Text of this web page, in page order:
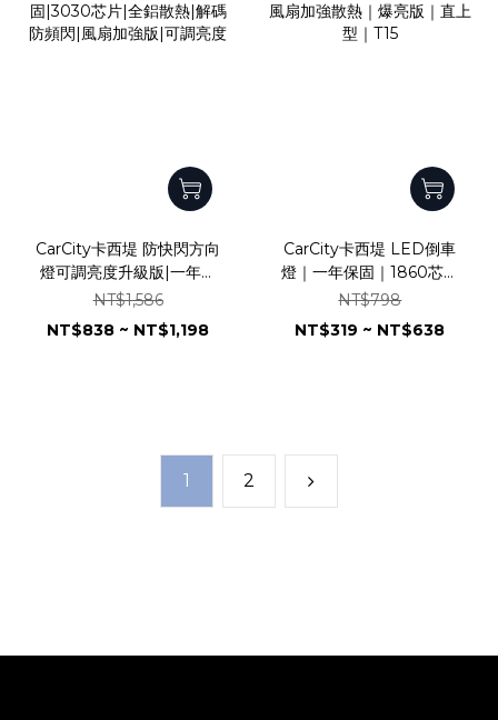
CarCity卡西堤 防快閃方向
燈可調亮度升級版|一年保
固|3030芯片|全鋁散熱|解
碼防頻閃|風扇加強版|可調
亮度
NT$1,586
NT$838 ~ NT$1,198
CarCity卡西堤 LED倒車
燈｜一年保固｜1860芯片
｜風扇加強散熱｜爆亮版｜
直上型｜T15
NT$798
NT$319 ~ NT$638
1 2